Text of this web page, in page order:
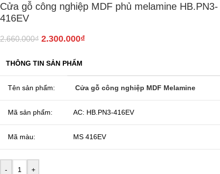
Cửa gỗ công nghiệp MDF phủ melamine HB.PN3-
416EV
2.660.000₫ 2.300.000₫
THÔNG TIN SẢN PHẨM
Tên sản phẩm: Cửa gỗ công nghiệp MDF Melamine
Mã sản phẩm: AC: HB.PN3-416EV
Mã màu: MS 416EV
- +